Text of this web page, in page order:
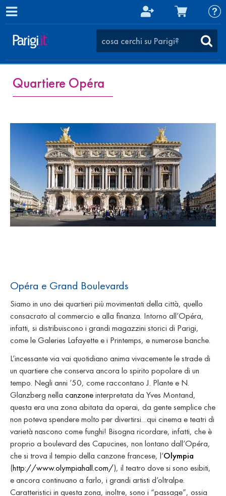
Quartiere Opéra
Opéra e Grand Boulevards
Siamo in uno dei quartieri più movimentati della città, quello
consacrato al commercio e alla finanza. Intorno all’Opéra,
infatti, si distribuiscono i grandi magazzini storici di Parigi,
come le Galeries Lafayette e i Printemps, e numerose banche.
L’incessante via vai quotidiano anima vivacemente le strade di
un quartiere che conserva ancora lo spirito popolare di un
tempo. Negli anni ’50, come raccontano J. Plante e N.
Glanzberg nella canzoneinterpretata da Yves Montand,
questa era una zona abitata da operai, da gente semplice che
non poteva spendere molto per divertirsi…qui cinema e teatri di
varietà nascono come funghi! Bisogna ricordare, infatti, che è
proprio a boulevard des Capucines, non lontano dall’Opéra,
che si trova il tempio della canzone francese, l’Olympia
(http://www.olympiahall.com/), il teatro dove si sono esibiti,
e ancora continuano a farlo, i grandi artisti d’oltralpe.
Caratteristici in questa zona, inoltre, sono i “passage”, ossia